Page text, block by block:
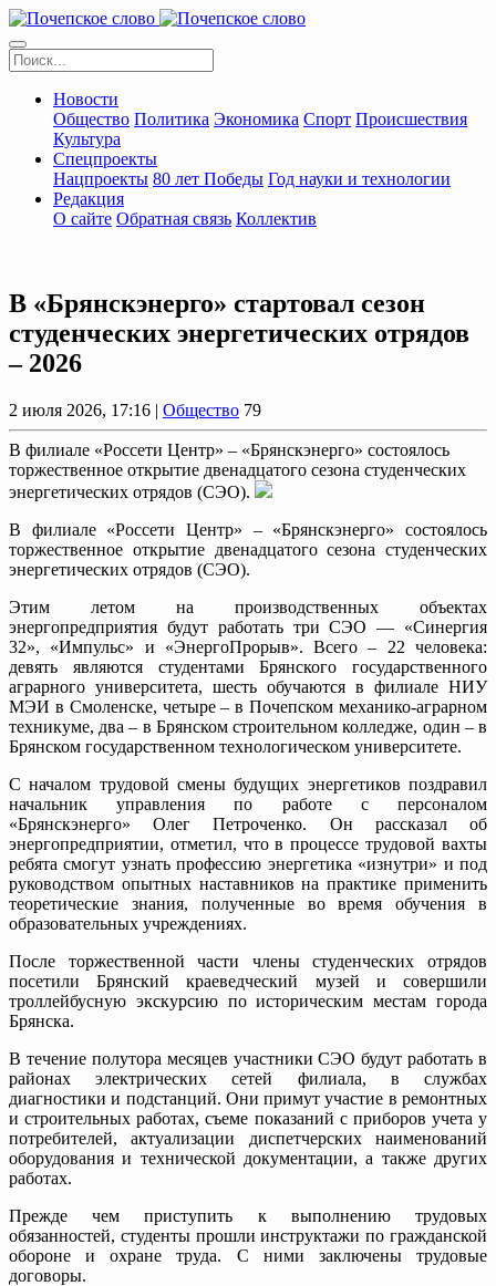
Новости
Общество Политика Экономика Спорт Происшествия
Культура
Спецпроекты
Нацпроекты 80 лет Победы Год науки и технологии
Редакция
О сайте Обратная связь Коллектив
В «Брянскэнерго» стартовал сезон
студенческих энергетических отрядов
– 2026
2 июля 2026, 17:16 | Общество 79
В филиале «Россети Центр» – «Брянскэнерго» состоялось
торжественное открытие двенадцатого сезона студенческих
энергетических отрядов (СЭО).
В филиале «Россети Центр» – «Брянскэнерго» состоялось
торжественное открытие двенадцатого сезона студенческих
энергетических отрядов (СЭО).
Этим летом на производственных объектах
энергопредприятия будут работать три СЭО — «Синергия
32», «Импульс» и «ЭнергоПрорыв». Всего – 22 человека:
девять являются студентами Брянского государственного
аграрного университета, шесть обучаются в филиале НИУ
МЭИ в Смоленске, четыре – в Почепском механико-аграрном
техникуме, два – в Брянском строительном колледже, один – в
Брянском государственном технологическом университете.
С началом трудовой смены будущих энергетиков поздравил
начальник управления по работе с персоналом
«Брянскэнерго» Олег Петроченко. Он рассказал об
энергопредприятии, отметил, что в процессе трудовой вахты
ребята смогут узнать профессию энергетика «изнутри» и под
руководством опытных наставников на практике применить
теоретические знания, полученные во время обучения в
образовательных учреждениях.
После торжественной части члены студенческих отрядов
посетили Брянский краеведческий музей и совершили
троллейбусную экскурсию по историческим местам города
Брянска.
В течение полутора месяцев участники СЭО будут работать в
районах электрических сетей филиала, в службах
диагностики и подстанций. Они примут участие в ремонтных
и строительных работах, съеме показаний с приборов учета у
потребителей, актуализации диспетчерских наименований
оборудования и технической документации, а также других
работах.
Прежде чем приступить к выполнению трудовых
обязанностей, студенты прошли инструктажи по гражданской
обороне и охране труда. С ними заключены трудовые
договоры.